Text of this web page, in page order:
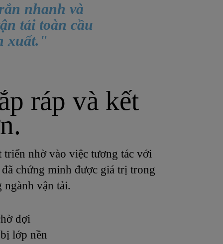
nhanh và
tải toàn cầu
xuất."
ráp và kết
triển nhờ vào việc tương tác với
chứng minh được giá trị trong
ngành vận tải.
đợi
lớp nền